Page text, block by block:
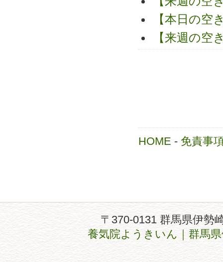
【本日の空
【来週の空
HOME - 免責事
〒370-0131 群馬県伊勢
養気院ようきいん｜群馬